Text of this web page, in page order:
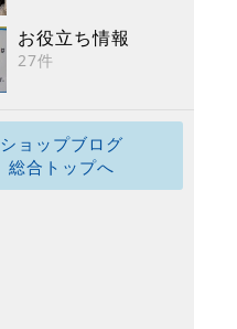
お役立ち情報
27件
ショップブログ
総合トップへ